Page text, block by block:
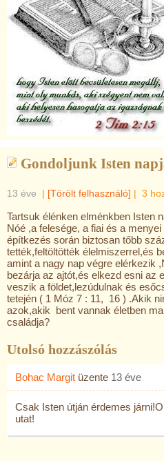
Gondoljunk Isten
13 éve | [Törölt felhasználó] | 3
Tartsuk élénken elménkben Isten
Nóé ,a felesége, a fiai és a
építkezés során biztosan tőbb
tették,feltöltötték élelmiszerrel,és
amint a nagy nap végre elérkezik
bezárja az ajtót,és elkezd esni az
veszik a földet,lezúdulnak és
tetején ( 1 Móz 7 : 11, 16 ) .Akik
azok,akik bent vannak életben
családja?
Utolsó hozzászólás
Bohac Margit üzente 13 éve
Csak Isten útján érdemes
utat!